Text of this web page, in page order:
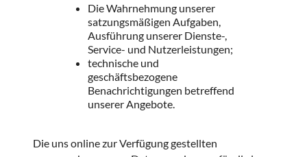
Die Wahrnehmung unserer
satzungsmäßigen Aufgaben,
Ausführung unserer Dienste-,
Service- und Nutzerleistungen;
technische und
geschäftsbezogene
Benachrichtigungen betreffend
unserer Angebote.
Die uns online zur Verfügung gestellten